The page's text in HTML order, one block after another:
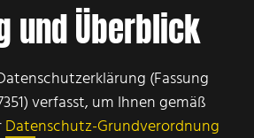
und Überblick
(Fassung
verfasst, um Ihnen gemäß
Datenschutz-Grundverordnung